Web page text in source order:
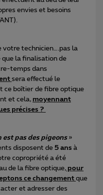
envies et besoins
votre technicien….pas la
que la finalisation de
temps dans
sera effectué le
ce boîtier de fibre optique
et cela, moyennant
précises ?
est pas des pigeons»
disposent de 5 ans à
copropriété a été
de la fibre optique, pour
ce changement que
et adresser des